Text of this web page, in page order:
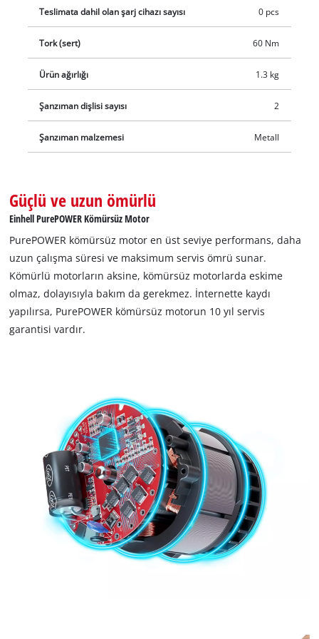
Teslimata dahil olan şarj cihazı sayısı 0 pcs
Tork (sert) 60 Nm
Ürün ağırlığı 1.3 kg
Şanzıman dişlisi sayısı 2
Şanzıman malzemesi Metall
Güçlü ve uzun ömürlü
Einhell PurePOWER Kömürsüz Motor
PurePOWER kömürsüz motor en üst seviye performans, daha
uzun çalışma süresi ve maksimum servis ömrü sunar.
Kömürlü motorların aksine, kömürsüz motorlarda eskime
olmaz, dolayısıyla bakım da gerekmez. İnternette kaydı
yapılırsa, PurePOWER kömürsüz motorun 10 yıl servis
garantisi vardır.